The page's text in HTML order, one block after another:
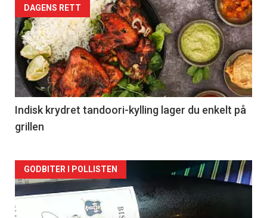
Forsiden
akkurat
nå
-
2
DAGENS RETT
Indisk krydret tandoori-kylling lager du enkelt på
grillen
Forsiden
akkurat
GODBITER I POLLISTEN